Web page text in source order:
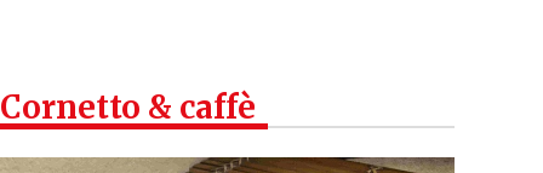
Cornetto & caffè